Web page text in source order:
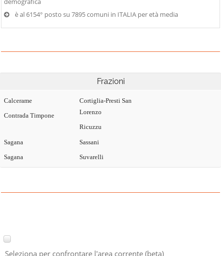
è al 6154° posto su 7895 comuni in ITALIA per età media
Frazioni
Calcerame
Contrada Timpone
Cortiglia-Presti San
Lorenzo
Ricuzzu
Sagana
Sagana
Sassani
Suvarelli
Seleziona per confrontare l'area corrente (beta)